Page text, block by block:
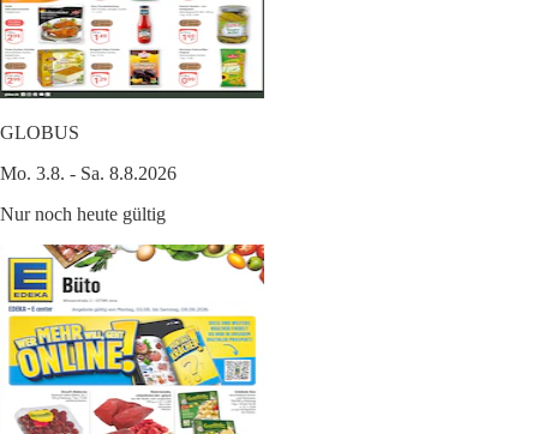
GLOBUS
Mo. 3.8. - Sa. 8.8.2026
Nur noch heute gültig